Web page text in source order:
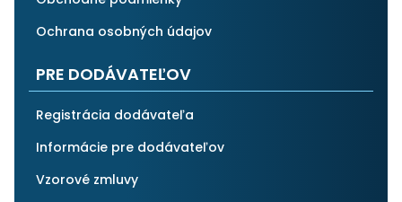
Ochrana osobných údajov
PRE DODÁVATEĽOV
Registrácia dodávateľa
Informácie pre dodávateľov
Vzorové zmluvy